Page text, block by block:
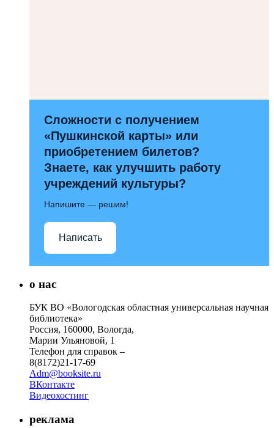
Сложности с получением
«Пушкинской карты» или
приобретением билетов?
Знаете, как улучшить работу
учреждений культуры?
Напишите — решим!
Написать
о нас
БУК ВО «Вологодская областная универсальная научная
библиотека»
Россия, 160000, Вологда,
Марии Ульяновой, 1
Телефон для справок –
8(8172)21-17-69
Adm@booksite.ru
ВКонтакте
Видеохостинг
реклама